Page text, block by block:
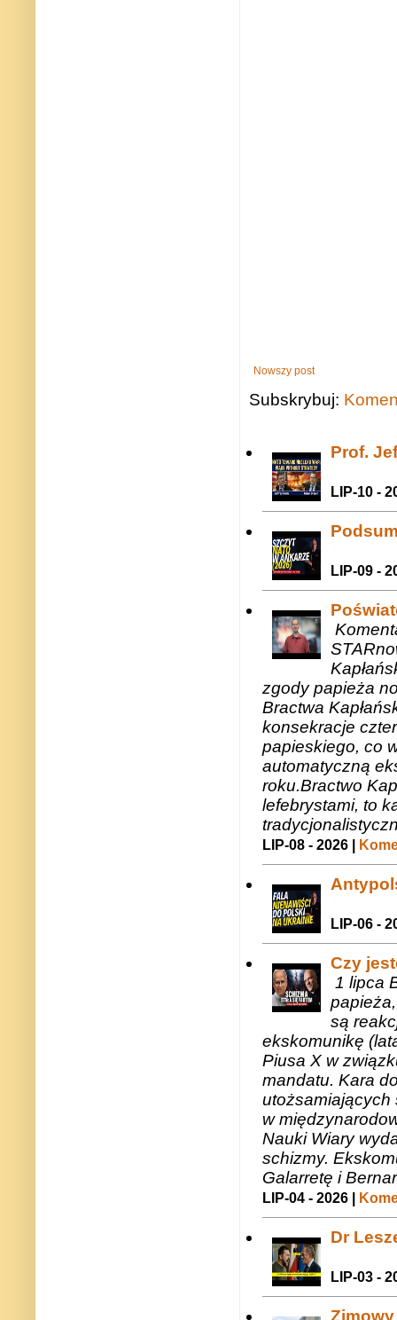
Nowszy post
Subskrybuj:
Prof.
LIP-10 -
LIP-09 -
zgody papieża
Bractwa
konsekracje
papieskiego, co
automatyczną
roku.Bractwo
lefebrystami, to
LIP-08 - 2026 |
LIP-06 -
Czy
1 lipca
są
ekskomunikę
Piusa X w
mandatu. Kara
utożsamiających
w
Nauki Wiary
schizmy.
Galarretę i
LIP-04 - 2026 |
Dr
LIP-03 -